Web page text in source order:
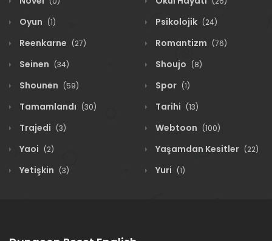
Oyun (1) Psikolojik (24)
Reenkarne (27) Romantizm (76)
Seinen (34) Shoujo (8)
Shounen (59) Spor (1)
Tamamlandı (30) Tarihi (13)
Trajedi (3) Webtoon (100)
Yaoi (2) Yaşamdan Kesitler (22)
Yetişkin (3) Yuri (1)